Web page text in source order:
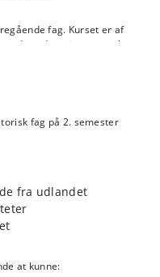
fag. Kurset er af
ved at give et stærkt
fag og
udfordringer.
som hovedstudium, giver
i erhvervslivet.
i økonomiske
funktion,
og praktisk træning i
fag på 2. semester
fra udlandet
at kunne: